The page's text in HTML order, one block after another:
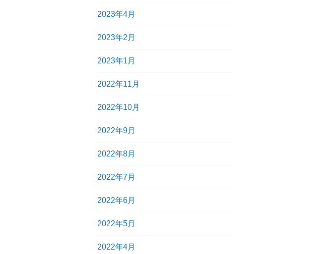
2023年4月
2023年2月
2023年1月
2022年11月
2022年10月
2022年9月
2022年8月
2022年7月
2022年6月
2022年5月
2022年4月